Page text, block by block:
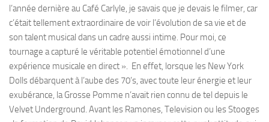
l’année dernière au Café Carlyle, je savais que je devais le filmer, car
c’était tellement extraordinaire de voir l’évolution de sa vie et de
son talent musical dans un cadre aussi intime. Pour moi, ce
tournage a capturé le véritable potentiel émotionnel d’une
expérience musicale en direct ». En effet, lorsque les New York
Dolls débarquent à l’aube des 70’s, avec toute leur énergie et leur
exubérance, la Grosse Pomme n’avait rien connu de tel depuis le
Velvet Underground. Avant les Ramones, Television ou les Stooges